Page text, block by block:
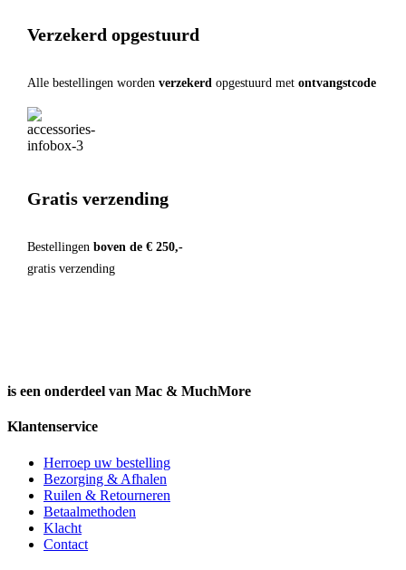
Verzekerd opgestuurd
Alle bestellingen worden verzekerd opgestuurd met ontvangstcode
Gratis verzending
Bestellingen boven de € 250,-
gratis verzending
is een onderdeel van Mac & MuchMore
Klantenservice
Herroep uw bestelling
Bezorging & Afhalen
Ruilen & Retourneren
Betaalmethoden
Klacht
Contact